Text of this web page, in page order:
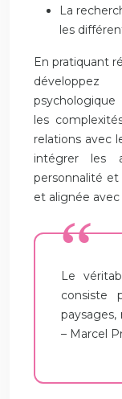
La
les
En pratiquant
les
relations avec
intégrer les
personnalité
et alignée
Le
consiste
paysages,
– Marcel